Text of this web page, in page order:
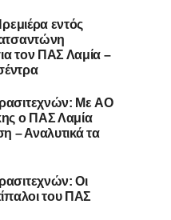
εντός
τον ΠΑΣ Λαμία –
Με AO
ο ΠΑΣ Λαμία
– Αναλυτικά τα
Οι
του ΠΑΣ